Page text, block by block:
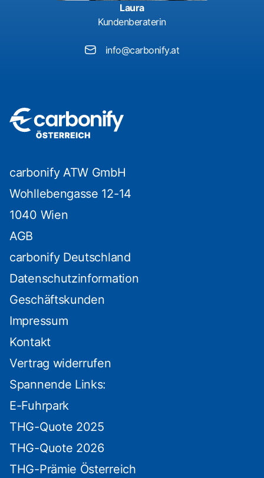
Laura
Kundenberaterin
info@carbonify.at
carbonify ATW GmbH
Wohllebengasse 12-14
1040 Wien
AGB
carbonify Deutschland
Datenschutzinformation
Geschäftskunden
Impressum
Kontakt
Vertrag widerrufen
Spannende Links:
E-Fuhrpark
THG-Quote 2025
THG-Quote 2026
THG-Prämie Österreich